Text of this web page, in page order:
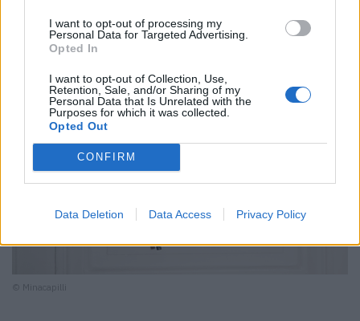
I want to opt-out of processing my
Personal Data for Targeted Advertising.
Opted In
I want to opt-out of Collection, Use,
Retention, Sale, and/or Sharing of my
Personal Data that Is Unrelated with the
Purposes for which it was collected.
Opted Out
CONFIRM
Data Deletion Data Access Privacy Policy
© Minacapilli